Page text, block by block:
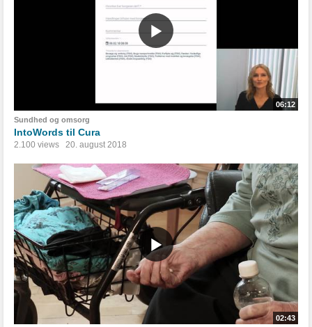
06:12
Sundhed og omsorg
IntoWords til Cura
2.100 views 20. august 2018
02:43